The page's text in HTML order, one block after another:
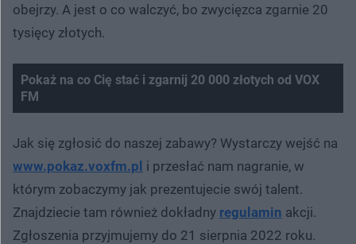
obejrzy. A jest o co walczyć, bo zwycięzca zgarnie 20
tysięcy złotych.
Pokaż na co Cię stać i zgarnij 20 000 złotych od VOX
FM
Jak się zgłosić do naszej zabawy? Wystarczy wejść na
www.pokaz.voxfm.pl i przesłać nam nagranie, w
którym zobaczymy jak prezentujecie swój talent.
Znajdziecie tam również dokładny regulamin akcji.
Zgłoszenia przyjmujemy do 21 sierpnia 2022 roku.